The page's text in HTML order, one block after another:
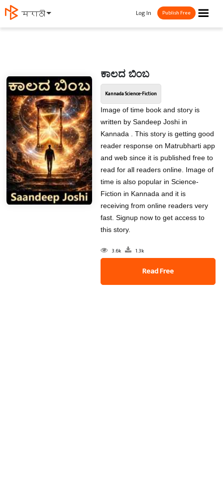
मराठी ☰
Log In Publish Free
ಕಾಲದ ಬಿಂಬ
Kannada Science-Fiction
Image of time book and story is
written by Sandeep Joshi in
Kannada . This story is getting good
reader response on Matrubharti app
and web since it is published free to
read for all readers online. Image of
time is also popular in Science-
Fiction in Kannada and it is
receiving from online readers very
fast. Signup now to get access to
this story.
3.6k 1.3k
Read Free